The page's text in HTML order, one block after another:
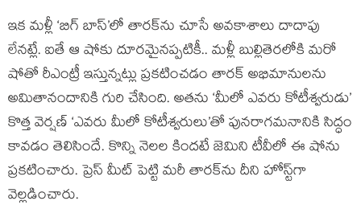
ఇక మళ్లీ ‘బిగ్ బాస్’లో తారక్‌ను చూసే అవకాశాలు దాదాపు
లేనట్లే. ఐతే ఆ షోకు దూరమైనప్పటికీ.. మళ్లీ బుల్లితెరలోకి మరో
షోతో రీఎంట్రీ ఇస్తున్నట్లు ప్రకటించడం తారక్ అభిమానులను
అమితానందానికి గురి చేసింది. అతను ‘మీలో ఎవరు కోటీశ్వరుడు’
కొత్త వెర్షణ్ ‘ఎవరు మీలో కోటీశ్వరులు’తో పునరాగమనానికి సిద్ధం
కావడం తెలిసిందే. కొన్ని నెలల కిందటే జెమిని టీవీలో ఈ షోను
ప్రకటించారు. ప్రెస్ మీట్ పెట్టి మరీ తారక్‌ను దీని హోస్ట్‌గా
వెల్లడించారు.